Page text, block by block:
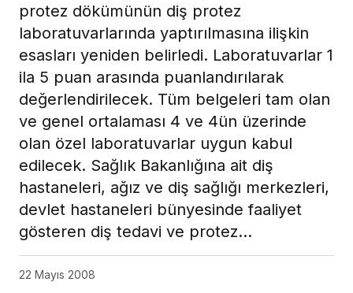
protez dökümünün diş protez
laboratuvarlarında yaptırılmasına ilişkin
esasları yeniden belirledi. Laboratuvarlar 1
ila 5 puan arasında puanlandırılarak
değerlendirilecek. Tüm belgeleri tam olan
ve genel ortalaması 4 ve 4ün üzerinde
olan özel laboratuvarlar uygun kabul
edilecek. Sağlık Bakanlığına ait diş
hastaneleri, ağız ve diş sağlığı merkezleri,
devlet hastaneleri bünyesinde faaliyet
gösteren diş tedavi ve protez…
22 Mayıs 2008